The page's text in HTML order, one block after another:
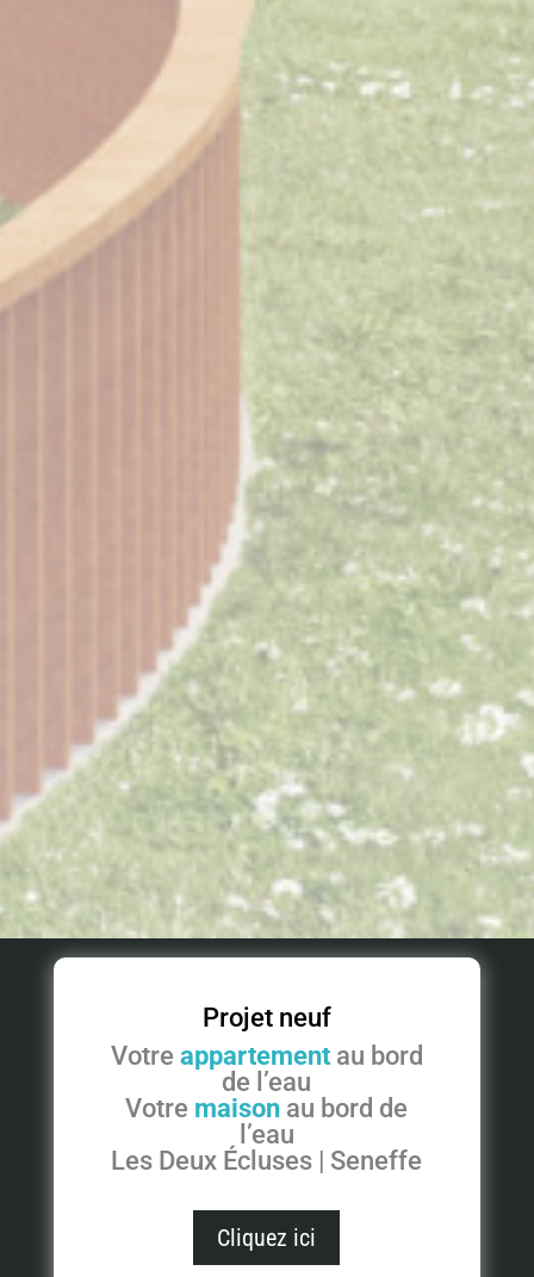
Projet neuf
Votre appartementau bord
de l’eau
Votre maison au bord de
l’eau
Les Deux Écluses | Seneffe
Cliquez ici